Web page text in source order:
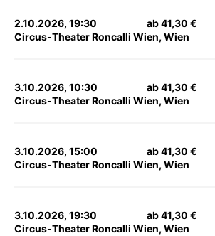
2.10.2026, 19:30
Circus-Theater Roncalli Wien, Wien
ab 41,30 €
3.10.2026, 10:30
Circus-Theater Roncalli Wien, Wien
ab 41,30 €
3.10.2026, 15:00
Circus-Theater Roncalli Wien, Wien
ab 41,30 €
3.10.2026, 19:30
Circus-Theater Roncalli Wien, Wien
ab 41,30 €